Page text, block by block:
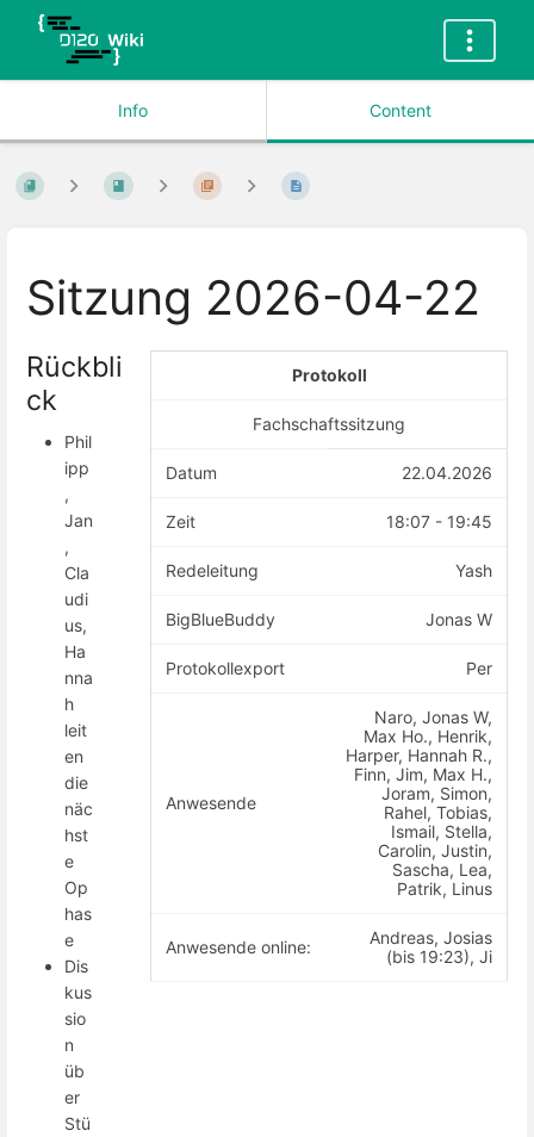
Info Content
Sitzung 2026-04-22
Protokoll
Fachschaftssitzung
Datum 22.04.2026
Zeit 18:07 - 19:45
Redeleitung Yash
BigBlueBuddy Jonas W
Protokollexport Per
Anwesende
Naro, Jonas W,
Max Ho., Henrik,
Harper, Hannah R.,
Finn, Jim, Max H.,
Joram, Simon,
Rahel, Tobias,
Ismail, Stella,
Carolin, Justin,
Sascha, Lea,
Patrik, Linus
Anwesende online:
Andreas, Josias
(bis 19:23), Ji
Rückbli
ck
Phil
ipp
,
Jan
,
Cla
udi
us,
Ha
nna
h
leit
en
die
näc
hst
e
Op
has
e
Dis
kus
sio
n
üb
er
Stü